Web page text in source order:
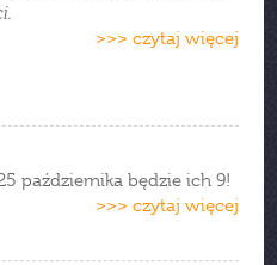
>>> czytaj więcej
października będzie ich 9!
>>> czytaj więcej